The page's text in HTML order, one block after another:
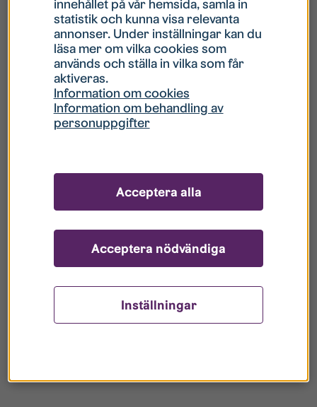
Hur gör jag om mitt konto är låst?
Hur gör jag när jag glömt mitt lösenord?
Vad innebär Gästkonto/Gästanvändare?
innehållet på vår hemsida, samla in
statistik och kunna visa relevanta
annonser. Under inställningar kan du
läsa mer om vilka cookies som
används och ställa in vilka som får
aktiveras.
Information om cookies
Information om behandling av
personuppgifter
Inställningar
Acceptera nödvändiga
Acceptera alla